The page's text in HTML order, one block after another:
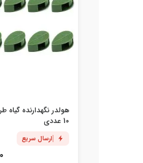
هولدر نگهدارنده گیاه
10 عددی
ارسال سریع